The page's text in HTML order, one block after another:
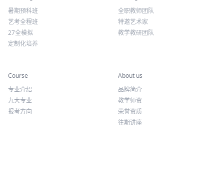
暑期预科班
艺考全程班
27全模拟
定制化培养
全职教师团队
特邀艺术家
教学教研团队
Course
专业介绍
九大专业
报考方向
About us
品牌简介
教学师资
荣誉资质
往期讲座